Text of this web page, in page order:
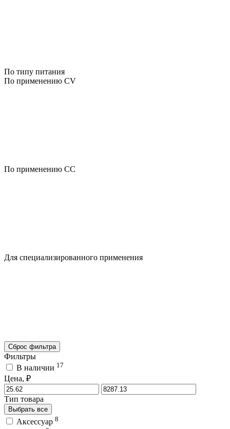
По типу питания
По применению CV
По применению CC
Для специализированного применения
Сброс фильтра
Фильтры
В наличии 17
Цена, ₽
Тип товара
Выбрать все
Аксессуар 8